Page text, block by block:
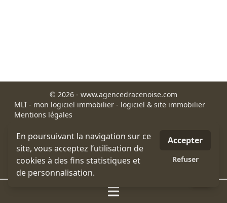
© 2026 - www.agencedracenoise.com
MLI - mon logiciel immobilier - logiciel & site immobilier
Mentions légales
Appartement Draguignan
Maison et villa Draguignan
Immobilier Draguignan
site-map
En poursuivant la navigation sur ce
site, vous acceptez l’utilisation de
cookies à des fins statistiques et
de personnalisation.
Accepter
Refuser